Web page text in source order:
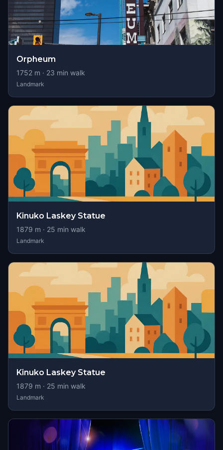
Orpheum
1752 m · 23 min walk
Landmark
Kinuko Laskey Statue
1879 m · 25 min walk
Landmark
Kinuko Laskey Statue
1879 m · 25 min walk
Landmark